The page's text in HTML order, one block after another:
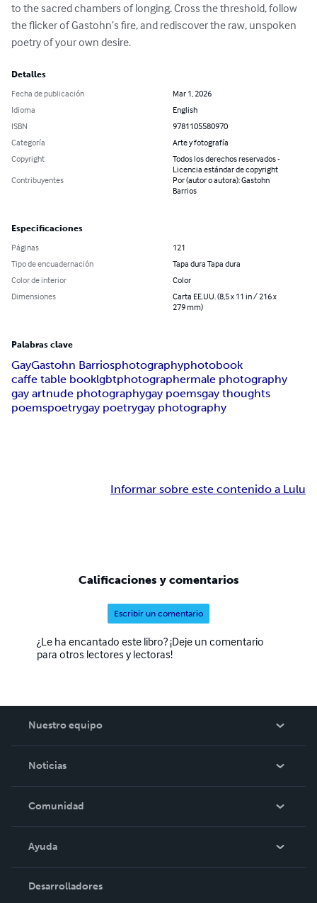
to the sacred chambers of longing. Cross the threshold, follow
the flicker of Gastohn’s fire, and rediscover the raw, unspoken
poetry of your own desire.
Detalles
Fecha de publicación
Mar 1, 2026
Idioma
English
ISBN
9781105580970
Categoría
Arte y fotografía
Copyright
Todos los derechos reservados -
Licencia estándar de copyright
Contribuyentes
Por (autor o autora): Gastohn
Barrios
Especificaciones
Páginas
121
Tipo de encuadernación
Tapa dura Tapa dura
Color de interior
Color
Dimensiones
Carta EE.UU. (8,5 x 11 in / 216 x
279 mm)
Palabras clave
GayGastohn Barriosphotographyphotobook
caffe table booklgbtphotographermale photography
gay artnude photographygay poemsgay thoughts
poemspoetrygay poetrygay photography
Informar sobre este contenido a Lulu
Calificaciones y comentarios
Escribir un comentario
¿Le ha encantado este libro? ¡Deje un comentario
para otros lectores y lectoras!
Nuestro equipo
Acerca de nosotros
Noticias
En las noticias
Comunidad
Podcast
Ayuda
Búsqueda del pedido
Desarrolladores